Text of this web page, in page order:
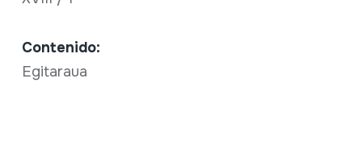
Contenido:
Egitaraua